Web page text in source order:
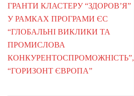
ГРАНТИ КЛАСТЕРУ “ЗДОРОВ’Я”
У РАМКАХ ПРОГРАМИ ЄС
“ГЛОБАЛЬНІ ВИКЛИКИ ТА
ПРОМИСЛОВА
КОНКУРЕНТОСПРОМОЖНІСТЬ”,
“ГОРИЗОНТ ЄВРОПА”